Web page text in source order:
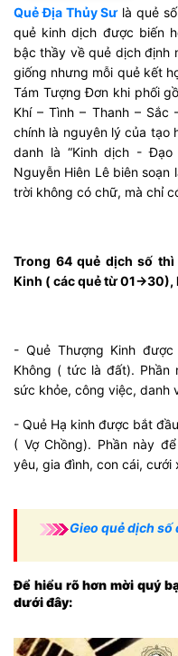
Quẻ Địa Thủy Sư là quẻ
quẻ kinh dịch được biến
bậc thầy về quẻ dịch định
giống nhưng mỗi quẻ kết
Tám Tượng Đơn khi phối
Khí – Tình – Thanh – Sắc
chính là nguyên lý của tạo
danh là “Kinh dịch -
Nguyễn Hiên Lê biên soạn
trời không có chữ, mà chỉ
Trong 64 quẻ dịch số
Kinh ( các quẻ từ 01->30),
- Quẻ Thượng Kinh
Không ( tức là đất). Phần
sức khỏe, công việc, danh
- Quẻ Hạ kinh được bắt
( Vợ Chồng). Phần này
yêu, gia đình, con cái, cưới
Gieo quẻ dịch số
Để hiểu rõ hơn mời quý
dưới đây: